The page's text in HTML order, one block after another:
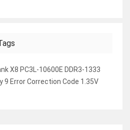
X8 PC3L-10600E DDR3-1333
Error Correction Code 1.35V